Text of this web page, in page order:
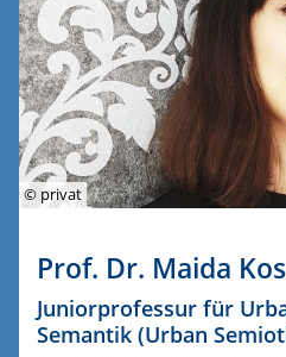
© privat
Prof. Dr. Maida
Juniorprofessur für
Semantik (Urban